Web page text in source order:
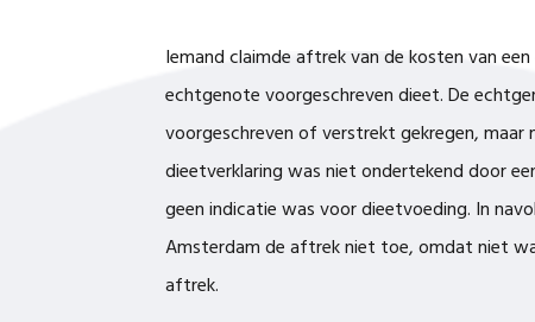
Iemand claimde aftrek van de kosten van
echtgenote voorgeschreven dieet. De
voorgeschreven of verstrekt gekregen,
dieetverklaring was niet ondertekend door
geen indicatie was voor dieetvoeding. In
Amsterdam de aftrek niet toe, omdat niet
aftrek.